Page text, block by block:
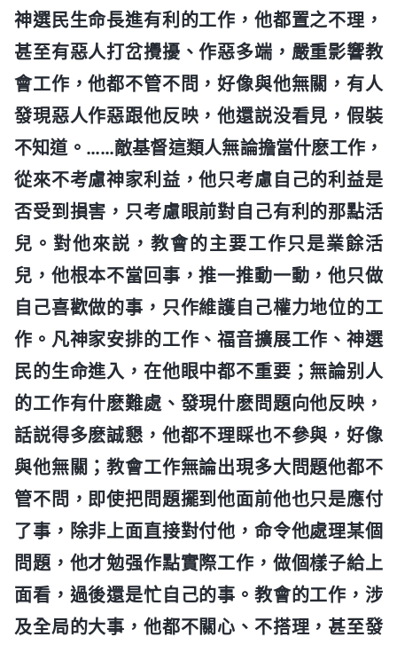
神選民生命長進有利的工作，他都置之不理，
甚至有惡人打岔攪擾、作惡多端，嚴重影響教
會工作，他都不管不問，好像與他無關，有人
發現惡人作惡跟他反映，他還説没看見，假裝
不知道。……敵基督這類人無論擔當什麽工作，
從來不考慮神家利益，他只考慮自己的利益是
否受到損害，只考慮眼前對自己有利的那點活
兒。對他來説，教會的主要工作只是業餘活
兒，他根本不當回事，推一推動一動，他只做
自己喜歡做的事，只作維護自己權力地位的工
作。凡神家安排的工作、福音擴展工作、神選
民的生命進入，在他眼中都不重要；無論别人
的工作有什麽難處、發現什麽問題向他反映，
話説得多麽誠懇，他都不理睬也不參與，好像
與他無關；教會工作無論出現多大問題他都不
管不問，即使把問題擺到他面前他也只是應付
了事，除非上面直接對付他，命令他處理某個
問題，他才勉强作點實際工作，做個樣子給上
面看，過後還是忙自己的事。教會的工作，涉
及全局的大事，他都不關心、不搭理，甚至發